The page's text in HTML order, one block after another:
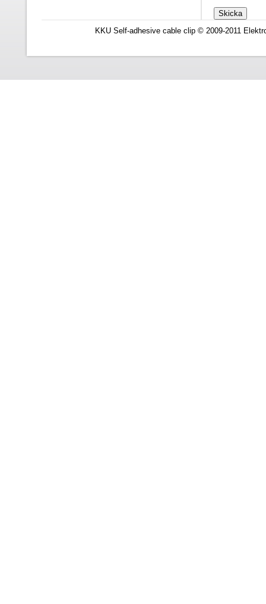
KKU Self-adhesive cable clip © 2009-2011